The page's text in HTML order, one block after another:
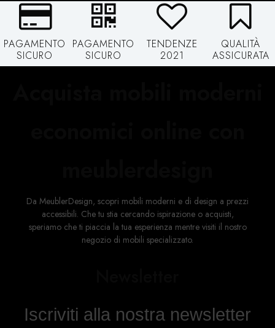
PAGAMENTO
SICURO
PAGAMENTO
SICURO
TENDENZE
2021
QUALITÀ
ASSICURATA
Da MeublerDesign, scopri mobili moderni e di design a prezzi
accessibili. Che tu stia cercando ispirazione o acquisti,
speriamo che ti piaccia la tua esperienza mentre visiti il ​​nostro
negozio di mobili specializzato.
Iscriviti alla nostra newsletter